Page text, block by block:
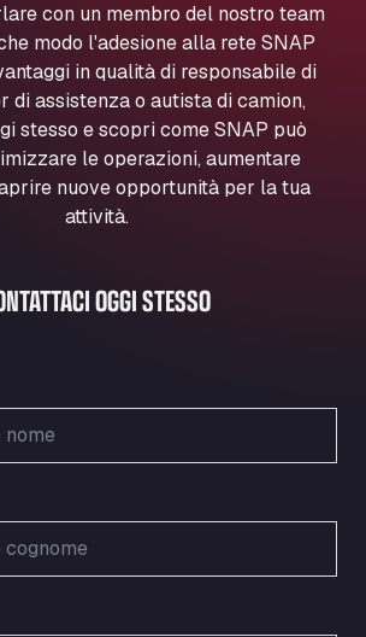
85884
24, 68219
Bockel
1, 27404
Bockenem
24, 89188
- XXL Truckwash.de
127, 63811
Services
CO77SL
Rico
km 47, 28300
Agetrans
con un membro del nostro team
modo l'adesione alla rete SNAP
in qualità di responsabile di
di assistenza o autista di camion,
stesso e scopri come SNAP può
le operazioni, aumentare
nuove opportunità per la tua
attività.
OGGI STESSO